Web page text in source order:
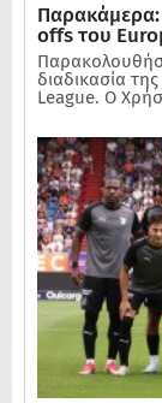
offs του
διαδικασία
League. Ο